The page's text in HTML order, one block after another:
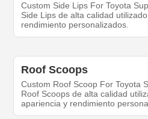
Custom Side Lips For Toyota
Side Lips de alta calidad
rendimiento personalizados.
Roof Scoops
Custom Roof Scoop For Toyota
Roof Scoops de alta calidad
apariencia y rendimiento